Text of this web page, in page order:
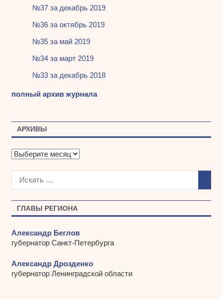
ГЛАВЫ РЕГИОНА
Александр Беглов
губернатор Санкт-Петербурга
Александр Дрозденко
губернатор Ленинградской области
№37 за декабрь 2019
№36 за октябрь 2019
№35 за май 2019
№34 за март 2019
№33 за декабрь 2018
полный архив журнала
АРХИВЫ
А
х
ы